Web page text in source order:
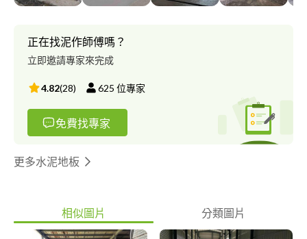
正在找泥作師傅嗎？
立即邀請專家來完成
4.82(28) 625 位專家
免費找專家
更多水泥地板
相似圖片 分類圖片